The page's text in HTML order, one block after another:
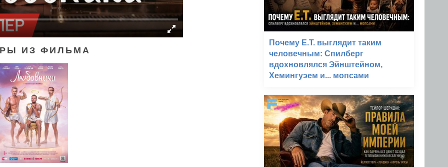
ИЗ ФИЛЬМА
Почему E.T. выглядит таким
человечным: Спилберг
вдохновлялся Эйнштейном,
Хемингуэем и... мопсами